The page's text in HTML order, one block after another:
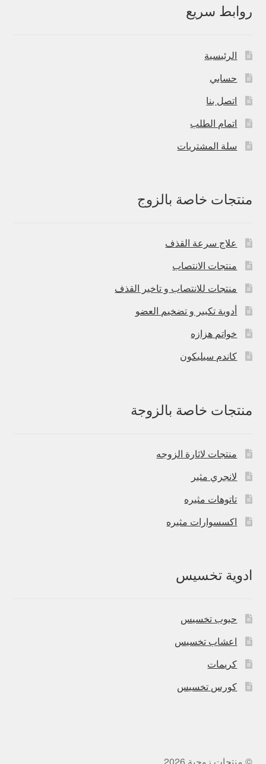
روابط سريع
الرئيسية
حسابي
اتصل بنا
اتمام الطلب
سلة المشتريات
منتجات خاصة بالزوج
علاج سرعة القذف
منتجات الانتصاب
منتجات للانتصاب و تاخير القذف
أدوية تكبير و تضخيم العضو
خواتم هزازه
كاندم سيليكون
منتجات خاصة بالزوجة
منتجات لاثارة الزوجه
لانجري مثير
تاتوهات مثيره
اكسسوارات مثيره
ادوية تخسيس
حبوب تخسيس
اعشاب تخسيس
كريمات
كورس تخسيس
© منتجات زوجية 2026